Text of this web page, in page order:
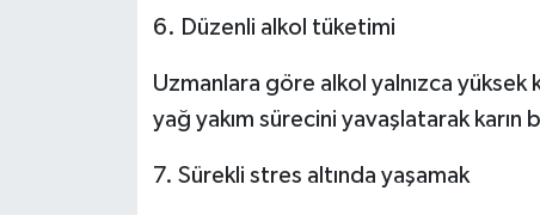
6. Düzenli alkol tüketimi
Uzmanlara göre alkol yalnızca yüksek
yağ yakım sürecini yavaşlatarak
7. Sürekli stres altında yaşamak